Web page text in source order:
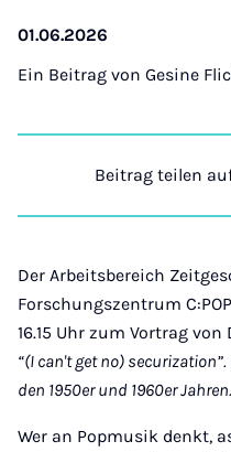
01.06.2026
Ein Beitrag von Gesine
Beitrag teilen
Der Arbeitsbereich
Forschungszentrum
16.15 Uhr zum Vortrag
“(I can't get no)
den 1950er und 1960er Jahren.
Wer an Popmusik denkt,